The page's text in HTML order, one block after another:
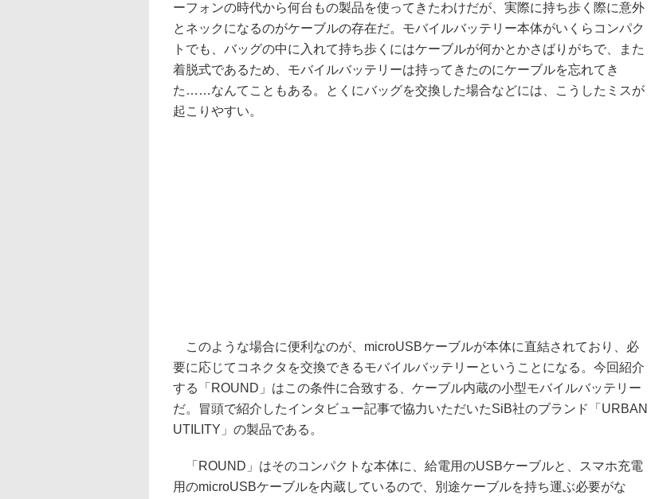
ーフォンの時代から何台もの製品を使ってきたわけだが、実際に持ち歩く際に意外
とネックになるのがケーブルの存在だ。モバイルバッテリー本体がいくらコンパク
トでも、バッグの中に入れて持ち歩くにはケーブルが何かとかさばりがちで、また
着脱式であるため、モバイルバッテリーは持ってきたのにケーブルを忘れてき
た……なんてこともある。とくにバッグを交換した場合などには、こうしたミスが
起こりやすい。
このような場合に便利なのが、microUSBケーブルが本体に直結されており、必
要に応じてコネクタを交換できるモバイルバッテリーということになる。今回紹介
する「ROUND」はこの条件に合致する、ケーブル内蔵の小型モバイルバッテリー
だ。冒頭で紹介したインタビュー記事で協力いただいたSiB社のブランド「URBAN
UTILITY」の製品である。
「ROUND」はそのコンパクトな本体に、給電用のUSBケーブルと、スマホ充電
用のmicroUSBケーブルを内蔵しているので、別途ケーブルを持ち運ぶ必要がな